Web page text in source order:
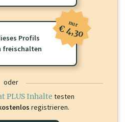
Inhalte zu sehen.
Profils
freischalten
nur
€ 4,30
oder
PLUS Inhalte testen
registrieren.